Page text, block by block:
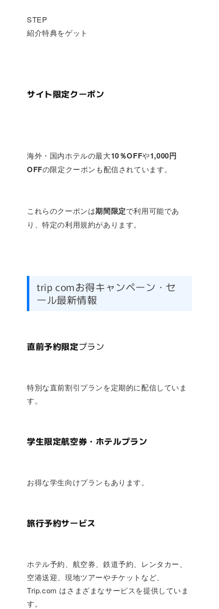
STEP
紹介特典をゲット
サイト限定クーポン
海外・国内ホテルの最大10％OFFや1,000円
OFFの限定クーポンも配信されています。
これらのクーポンは期間限定で利用可能であ
り、特定の利用規約があります。
trip comお得キャンペーン・セ
ール最新情報
直前予約限定プラン
特別な直前割引プランを定期的に配信していま
す。
学生限定航空券・ホテルプラン
お得な学生向けプランもあります。
旅行予約サービス
ホテル予約、航空券、鉄道予約、レンタカー、
空港送迎、現地ツアーやチケットなど、
Trip.com はさまざまなサービスを提供していま
す。